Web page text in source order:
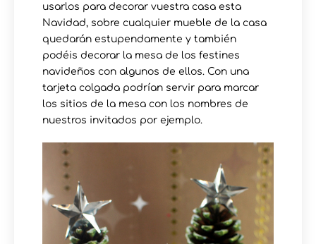
usarlos para decorar vuestra casa esta
Navidad, sobre cualquier mueble de la casa
quedarán estupendamente y también
podéis decorar la mesa de los festines
navideños con algunos de ellos. Con una
tarjeta colgada podrían servir para marcar
los sitios de la mesa con los nombres de
nuestros invitados por ejemplo.